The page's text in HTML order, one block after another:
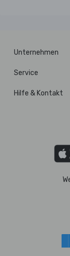
Unternehmen
Service
Hilfe & Kontakt